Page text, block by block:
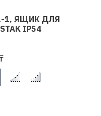
1, ЯЩИК ДЛЯ
IP54